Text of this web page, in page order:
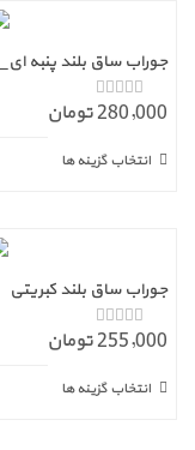
جوراب ساق بلند پنبه
ا 280,000 تومان
انتخاب گزینه ها
جوراب ساق بلند کبریتی
ا 255,000 تومان
انتخاب گزینه ها